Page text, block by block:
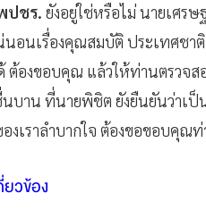
ปชร. ยังอยู่ใช่หรือไม่ นายเศรษ
นอนเรื่องคุณสมบัติ ประเทศชา
ต้องขอบคุณ แล้วให้ท่านตรวจ
บาน ที่นายพิชิต ยังยืนยันว่าเป็
งเราลำบากใจ ต้องขอขอบคุณ
ยวข้อง